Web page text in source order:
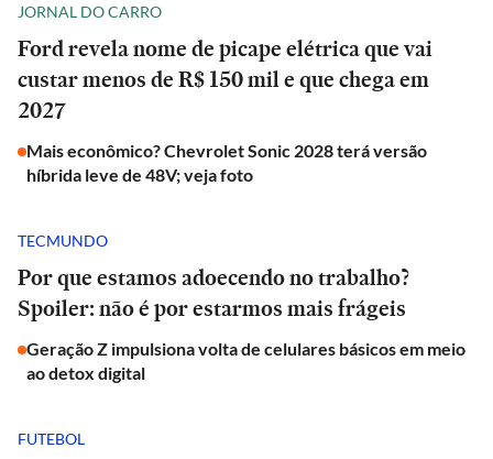
JORNAL DO CARRO
Ford revela nome de picape elétrica que vai
custar menos de R$ 150 mil e que chega em
2027
Mais econômico? Chevrolet Sonic 2028 terá versão
híbrida leve de 48V; veja foto
TECMUNDO
Por que estamos adoecendo no trabalho?
Spoiler: não é por estarmos mais frágeis
Geração Z impulsiona volta de celulares básicos em meio
ao detox digital
FUTEBOL